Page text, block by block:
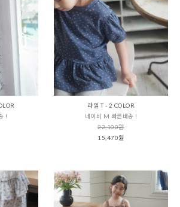
!
라일 T - 2 COLOR
네이비 M 빠른배송 !
22,100원
15,470원